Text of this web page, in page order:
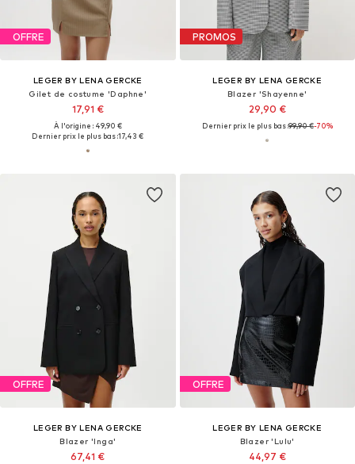
OFFRE
LEGER BY LENA GERCKE
Gilet de costume 'Daphne'
17,91 €
À l'origine : 49,90 €
Dernier prix le plus bas :17,43 €
PROMOS
LEGER BY LENA GERCKE
Blazer 'Shayenne'
29,90 €
Dernier prix le plus bas :99,90 €-70%
OFFRE
LEGER BY LENA GERCKE
Blazer 'Inga'
67,41 €
OFFRE
LEGER BY LENA GERCKE
Blazer 'Lulu'
44,97 €